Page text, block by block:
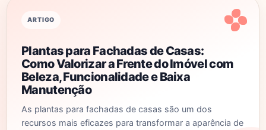
ARTIGO
Plantas para Fachadas de Casas:
Como Valorizar a Frente do Imóvel com
Beleza, Funcionalidade e Baixa
Manutenção
As plantas para fachadas de casas são um dos
recursos mais eficazes para transformar a aparência de